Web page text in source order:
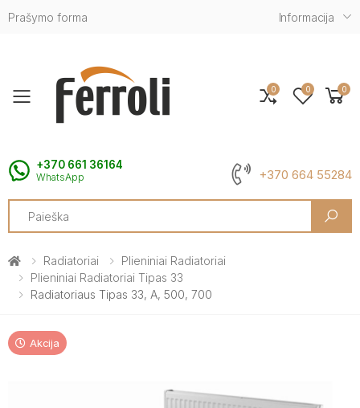
Prašymo forma Informacija
Toggle mobile menu
+370 661 36164
WhatsApp +370 664 55284
Search
0 0 0
Radiatoriai
Plieniniai Radiatoriai
Plieniniai Radiatoriai Tipas 33
Radiatoriaus Tipas 33, A, 500, 700
Akcija